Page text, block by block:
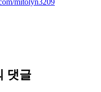
mitolyn3209
댓글